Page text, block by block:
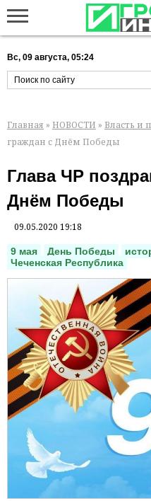
Вс, 09 августа, 05:24
Главная » НОВОСТИ » Власть и
граждан с Днём Победы
Глава ЧР
Днём Победы
09.05.2020 19:18
9 мая День Победы
Чеченская Республика